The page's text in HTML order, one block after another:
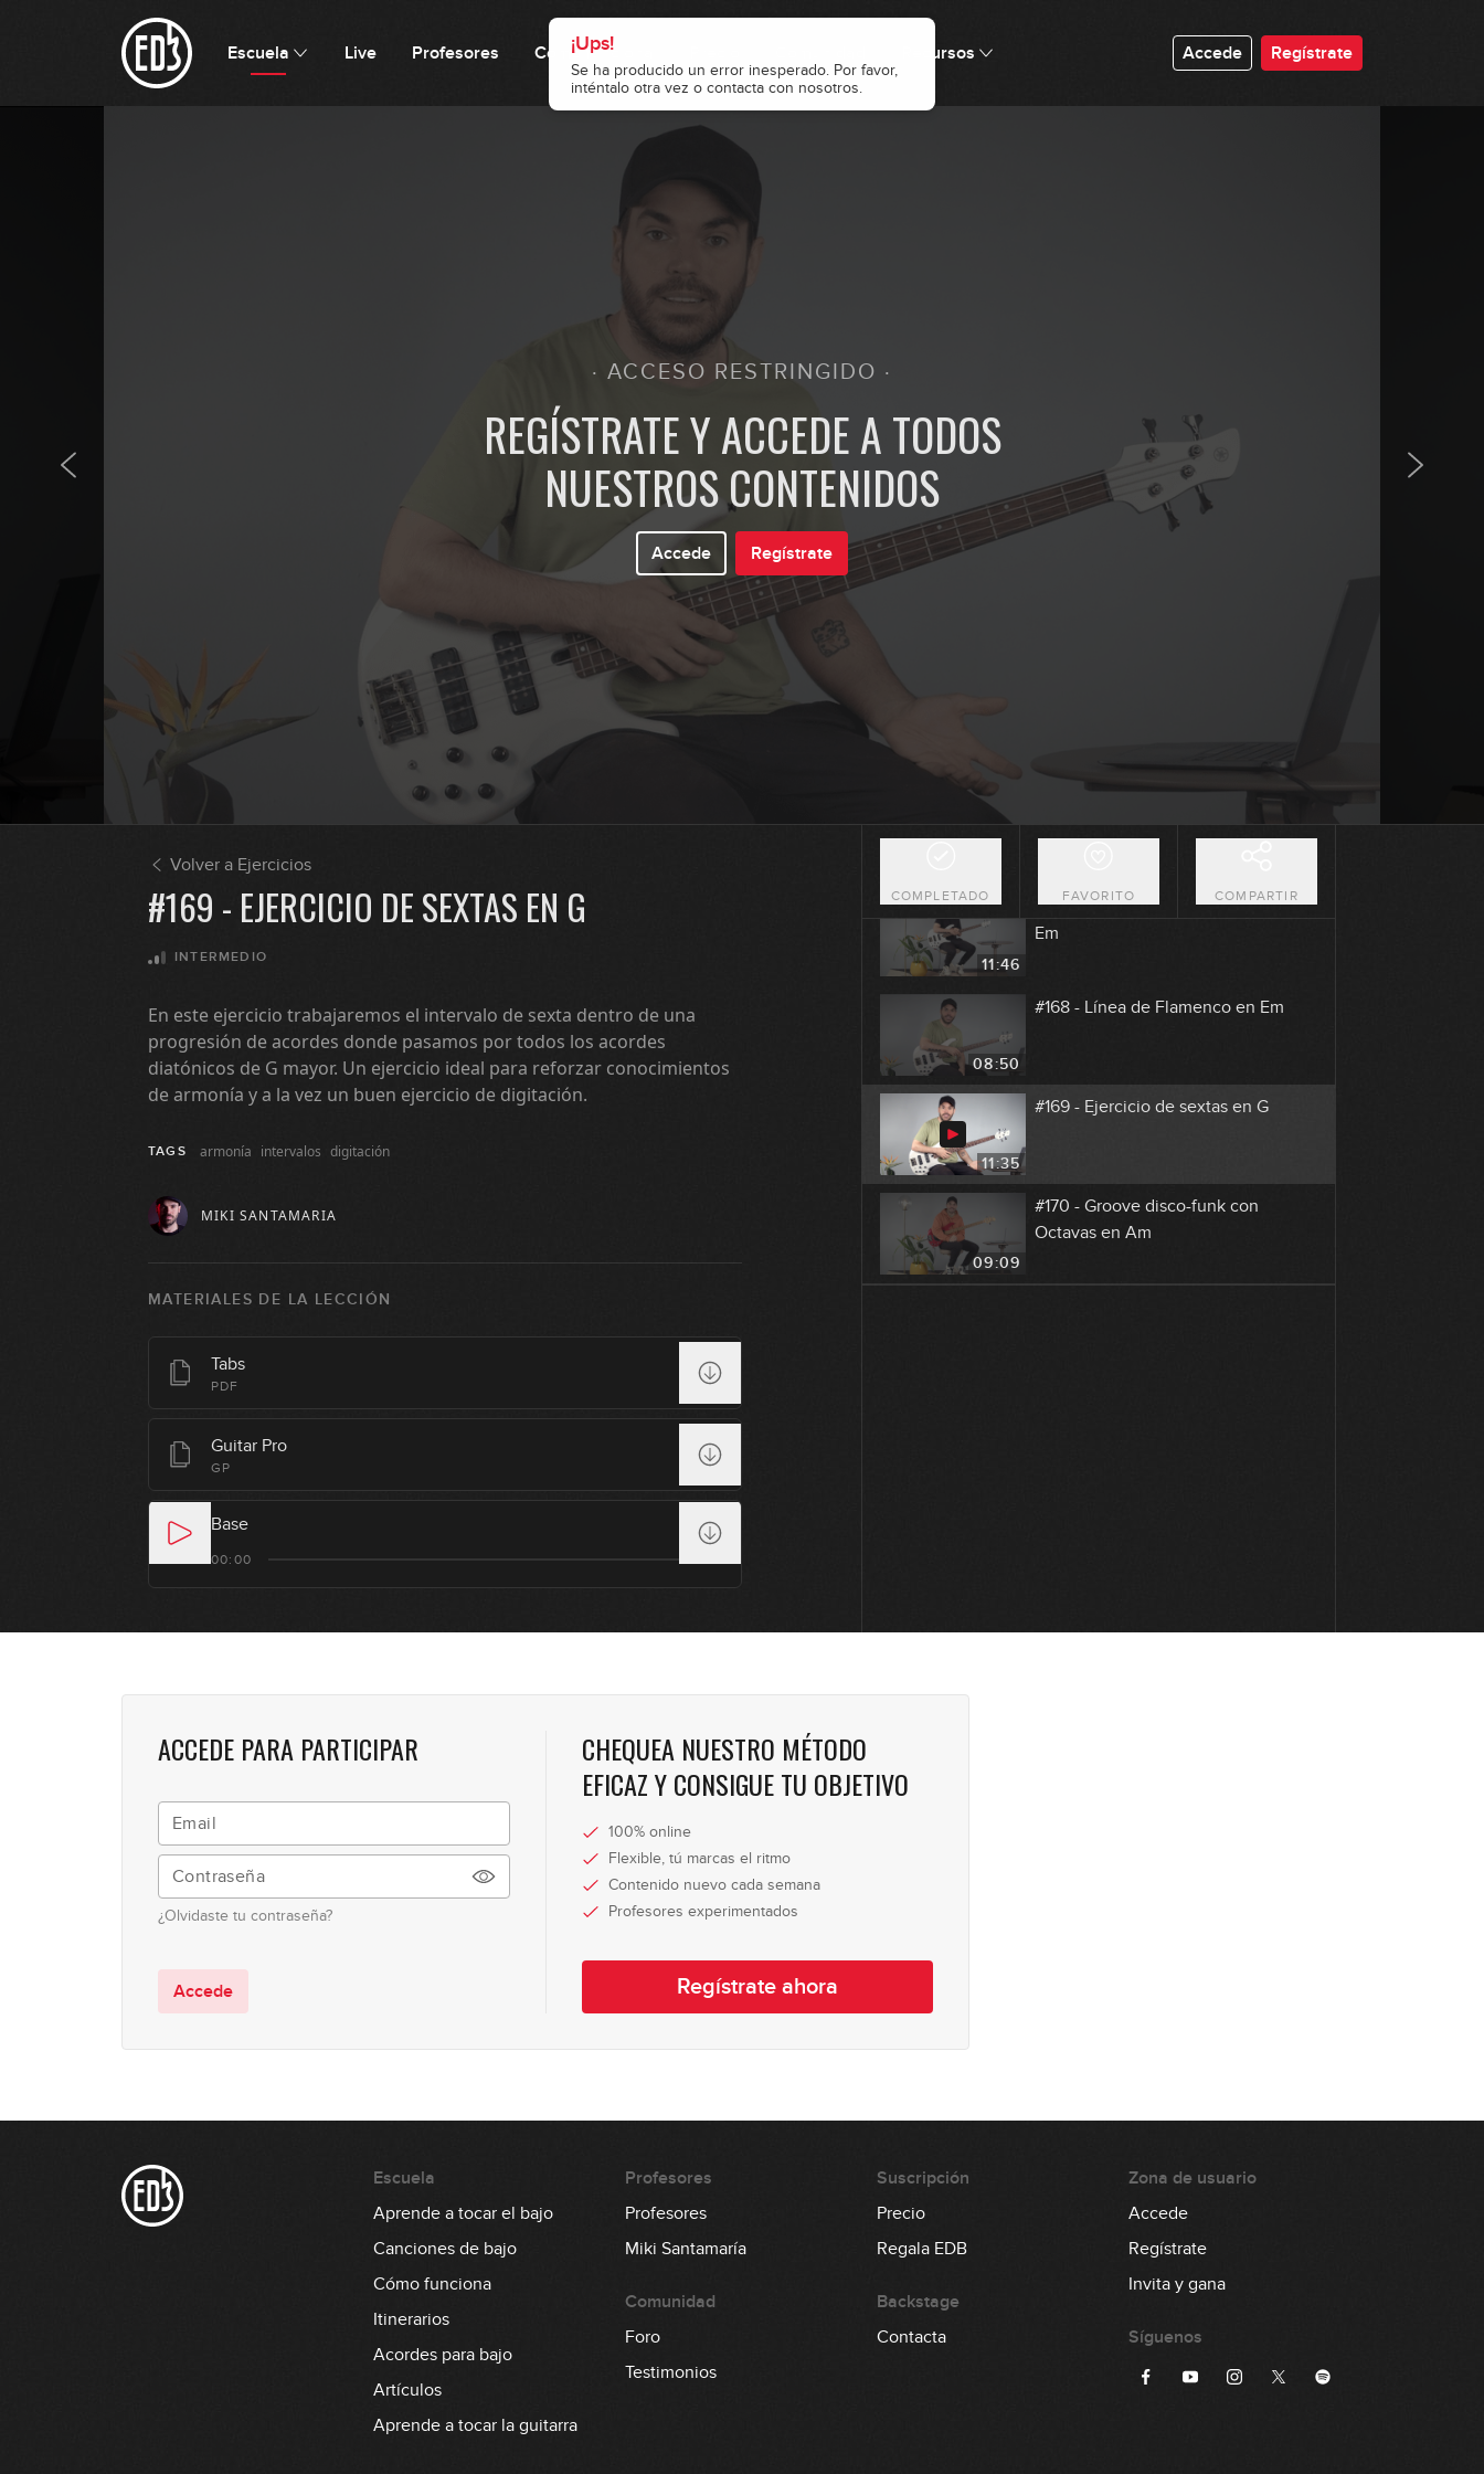
¡Ups!
Se ha producido un error inesperado. Por favor,
inténtalo otra vez o contacta con nosotros.
Escuela Live Profesores Cómo funciona Recursos Accede Regístrate
· ACCESO RESTRINGIDO ·
REGÍSTRATE Y ACCEDE A TODOS
NUESTROS CONTENIDOS
Accede Regístrate
Volver a Ejercicios
#169 - EJERCICIO DE SEXTAS EN G
INTERMEDIO
En este ejercicio trabajaremos el intervalo de sexta dentro de una
progresión de acordes donde pasamos por todos los acordes
diatónicos de G mayor. Un ejercicio ideal para reforzar conocimientos
de armonía y a la vez un buen ejercicio de digitación.
TAGS armonía intervalos digitación
MIKI SANTAMARIA
MATERIALES DE LA LECCIÓN
Tabs
PDF
Guitar Pro
GP
Base
00:00
COMPLETADO FAVORITO COMPARTIR
#159 - Aproximaciones Cromáticas
#163 - Riff metalero con menor
armónica y desplazamiento
11:46
#167 - Groove con notas mudas en
Em
08:50
#168 - Línea de Flamenco en Em
11:35
#169 - Ejercicio de sextas en G
09:09
#170 - Groove disco-funk con
Octavas en Am
ACCEDE PARA PARTICIPAR
¿Olvidaste tu contraseña?
Accede
CHEQUEA NUESTRO MÉTODO
EFICAZ Y CONSIGUE TU OBJETIVO
100% online
Flexible, tú marcas el ritmo
Contenido nuevo cada semana
Profesores experimentados
Regístrate ahora
Escuela
Aprende a tocar el bajo
Canciones de bajo
Cómo funciona
Itinerarios
Acordes para bajo
Artículos
Aprende a tocar la guitarra
Profesores
Profesores
Miki Santamaría
Comunidad
Foro
Testimonios
Suscripción
Precio
Regala EDB
Backstage
Contacta
Zona de usuario
Accede
Regístrate
Invita y gana
Síguenos